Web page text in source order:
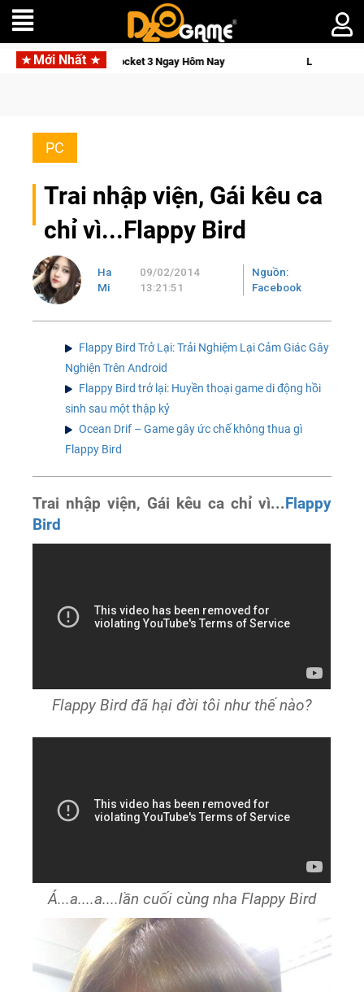
Mới Nhất
Hôm Nay Lineage W – Quyền lực và tài phú sẽ về tay
PC
Trai nhập viện, Gái kêu ca
chỉ vì...Flappy Bird
Ha
Mi
09/02/2014
13:21:51
Nguồn:
Facebook
Flappy Bird Trở Lại: Trải Nghiệm Lại Cảm Giác Gây
Nghiện Trên Android
Flappy Bird trở lại: Huyền thoại game di động hồi
sinh sau một thập kỷ
Ocean Drif – Game gây ức chế không thua gì
Flappy Bird
Trai nhập viện, Gái kêu ca chỉ vì... Flappy
Bird
Flappy Bird đã hại đời tôi như thế nào?
Á...a....a....lần cuối cùng nha Flappy Bird